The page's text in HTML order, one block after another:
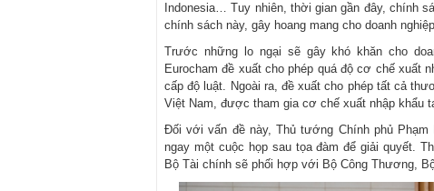
Indonesia… Tuy nhiên, thời gian gần đây, chính
chính sách này, gây hoang mang cho doanh
Trước những lo ngại sẽ gây khó khăn cho
Eurocham đề xuất cho phép quá độ cơ chế
cấp độ luật. Ngoài ra, đề xuất cho phép tất cả
Việt Nam, được tham gia cơ chế xuất nhập khẩu
Đối với vấn đề này, Thủ tướng Chính phủ
ngay một cuộc họp sau tọa đàm để giải quyết.
Bộ Tài chính sẽ phối hợp với Bộ Công Thương,